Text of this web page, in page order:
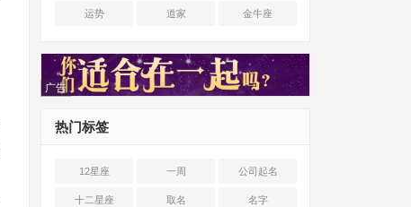
运势 道家 金牛座
广告
热门标签
12星座 一周 公司起名
十二星座 取名 名字